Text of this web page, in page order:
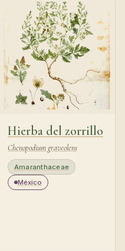
Hierba del zorrillo
Chenopodium graveolens
Amaranthaceae
México